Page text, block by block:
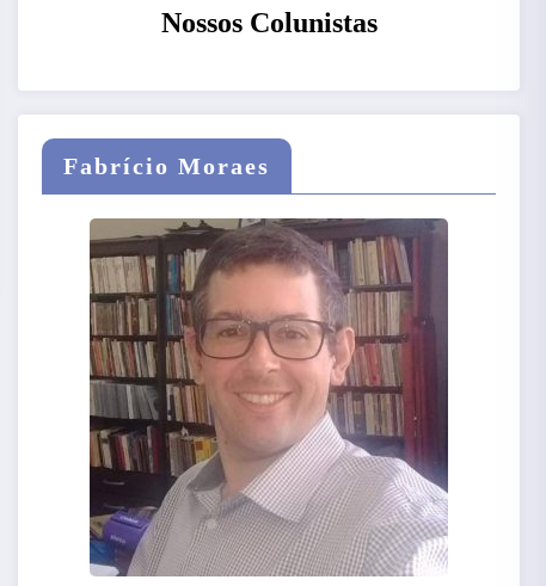
Nossos Colunistas
Fabrício Moraes